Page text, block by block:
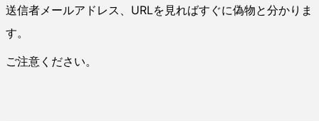
送信者メールアドレス、URLを見ればすぐに偽物と分かりま
す。
ご注意ください。